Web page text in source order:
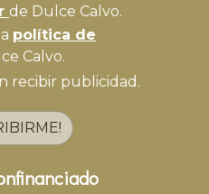
de Dulce Calvo.
política de
Calvo.
recibir publicidad.